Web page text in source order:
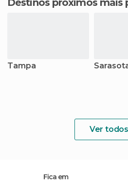
Destinos próximos mais
Tampa
Ver todos
Fica em